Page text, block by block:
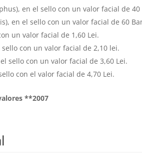
en el sello con un valor facial de 40
en el sello con un valor facial de 60
un valor facial de 1,60 Lei.
con un valor facial de 2,10 lei.
sello con un valor facial de 3,60 Lei.
con el valor facial de 4,70 Lei.
**2007